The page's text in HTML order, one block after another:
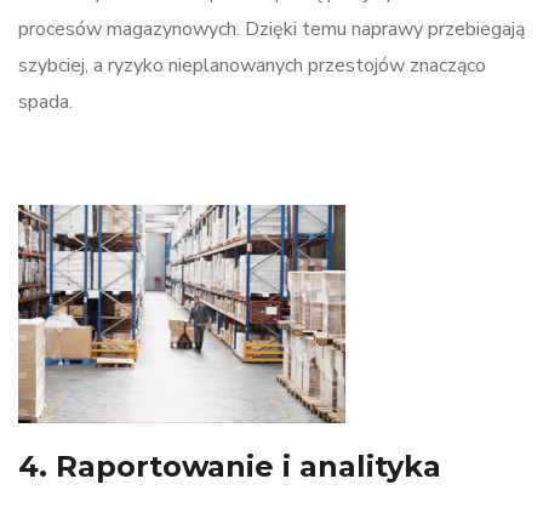
procesów magazynowych. Dzięki temu naprawy przebiegają
szybciej, a ryzyko nieplanowanych przestojów znacząco
spada.
4. Raportowanie i analityka